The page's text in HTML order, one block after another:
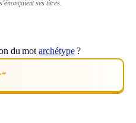
ses titres.
du motarchétype?